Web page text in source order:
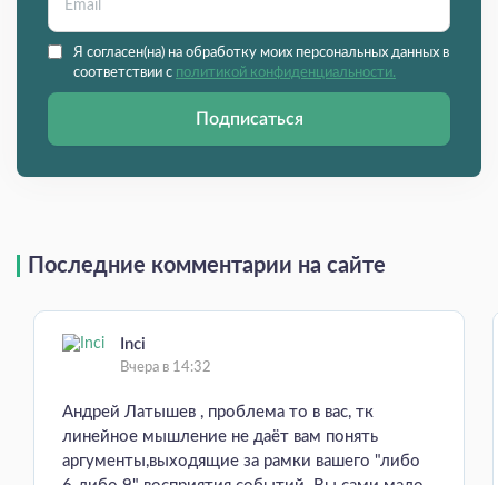
Я согласен(на) на обработку моих персональных данных в
соответствии с политикой конфиденциальности.
Подписаться
Последние комментарии на сайте
Inci
Вчера в 14:32
Андрей Латышев , проблема то в вас, тк
линейное мышление не даёт вам понять
аргументы,выходящие за рамки вашего "либо